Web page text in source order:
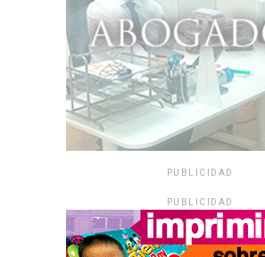
PUBLICIDAD
PUBLICIDAD